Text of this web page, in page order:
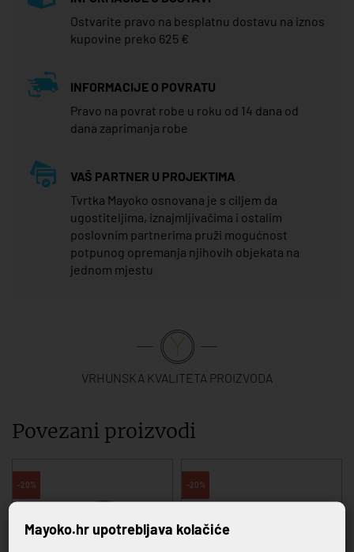
Ostvarite pravo na besplatnu dostavu na iznos
kupovine preko 625 €
INFORMACIJE O POVRATU
Pravo na povrat robe u roku od 14 dana od
dana zaprimanja robe
VAŠ PARTNER U PROJEKTIMA
Tvrtka Mayoko osnovana je s ciljem da
ugostiteljima, iznajmljivačima i ostalim
poslovnim partnerima pruži mogućnost
potpunog opremanja njihovih objekata na
jednom mjestu
VRHUNSKA KVALITETA PROIZVODA
Povezani proizvodi
-20% -20%
Mayoko.hr upotrebljava kolačiće